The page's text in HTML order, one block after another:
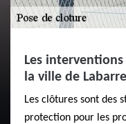
Les
la ville de
Les clôtures sont des
protection pour les